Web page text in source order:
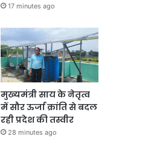
17 minutes ago
मुख्यमंत्री साय के नेतृत्व
में सौर ऊर्जा क्रांति से बदल
रही प्रदेश की तस्वीर
28 minutes ago